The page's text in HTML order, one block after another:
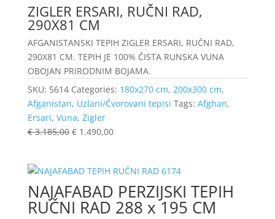
ZIGLER ERSARI, RUČNI RAD,
290X81 CM
AFGANISTANSKI TEPIH ZIGLER ERSARI, RUČNI RAD,
290X81 CM. TEPIH JE 100% ČISTA RUNSKA VUNA
OBOJAN PRIRODNIM BOJAMA.
SKU: 5614 Categories: 180x270 cm, 200x300 cm,
Afganistan, Uzlani/Čvorovani tepisi Tags: Afghan,
Ersari, Vuna, Zigler
€3.185,00 €1.490,00
NAJAFABAD PERZIJSKI TEPIH
RUČNI RAD 288 x 195 CM